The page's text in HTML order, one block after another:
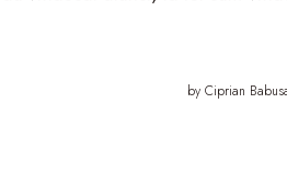
by Ciprian